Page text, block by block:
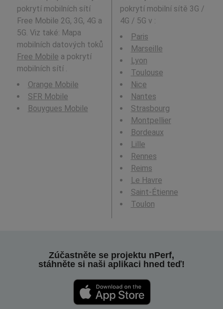
pokrytí mobilních sítí
Free Mobile 2G, 3G, 4G a
5G. Viz také: Mapa
mobilních datových toků
Free Mobile a pokrytí
mobilních sítí .
Orange Mobile
SFR Mobile
Bouygues Mobile
pokrytí mobilní sítě 3G /
4G / 5G v :
Paris
Marseille
Lyon
Toulouse
Nice
Nantes
Strasbourg
Montpellier
Bordeaux
Lille
Rennes
Reims
Le Havre
Saint-Étienne
Toulon
Zúčastněte se projektu nPerf,
stáhněte si naši aplikaci hned teď!